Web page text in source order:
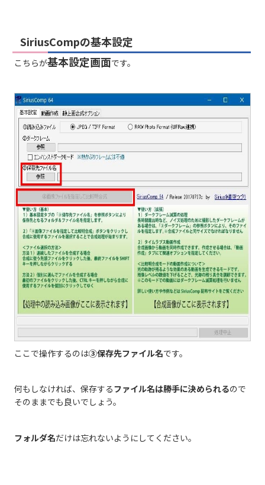
SiriusCompの基本設定
こちらが基本設定画面です。
ここで操作するのは③保存先ファイル名です。
何もしなければ、保存するファイル名は勝手に決められるので
そのままでも良いでしょう。
フォルダ名だけは忘れないようにしてください。